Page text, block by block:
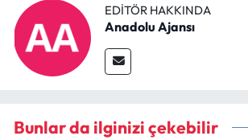
EDITÖR HAKKINDA
Anadolu Ajansı
Bunlar da ilginizi çekebilir